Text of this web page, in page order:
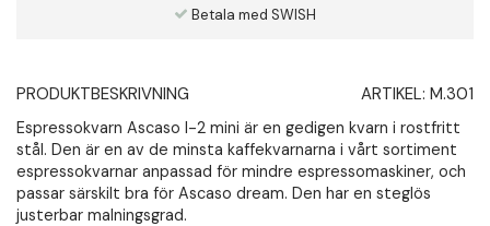
Betala med SWISH
PRODUKTBESKRIVNING ARTIKEL: M.301
Espressokvarn Ascaso I-2 mini är en gedigen kvarn i rostfritt
stål. Den är en av de minsta kaffekvarnarna i vårt sortiment
espressokvarnar anpassad för mindre espressomaskiner, och
passar särskilt bra för Ascaso dream. Den har en steglös
justerbar malningsgrad.